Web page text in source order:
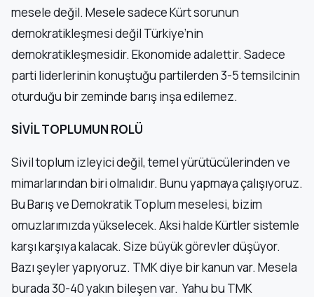
mesele değil. Mesele sadece Kürt sorunun
demokratikleşmesi değil Türkiye’nin
demokratikleşmesidir. Ekonomide adalettir. Sadece
parti liderlerinin konuştuğu partilerden 3-5 temsilcinin
oturduğu bir zeminde barış inşa edilemez.
SİVİL TOPLUMUN ROLÜ
Sivil toplum izleyici değil, temel yürütücülerinden ve
mimarlarından biri olmalıdır. Bunu yapmaya çalışıyoruz.
Bu Barış ve Demokratik Toplum meselesi, bizim
omuzlarımızda yükselecek. Aksi halde Kürtler sistemle
karşı karşıya kalacak. Size büyük görevler düşüyor.
Bazı şeyler yapıyoruz. TMK diye bir kanun var. Mesela
burada 30-40 yakın bileşen var. Yahu bu TMK